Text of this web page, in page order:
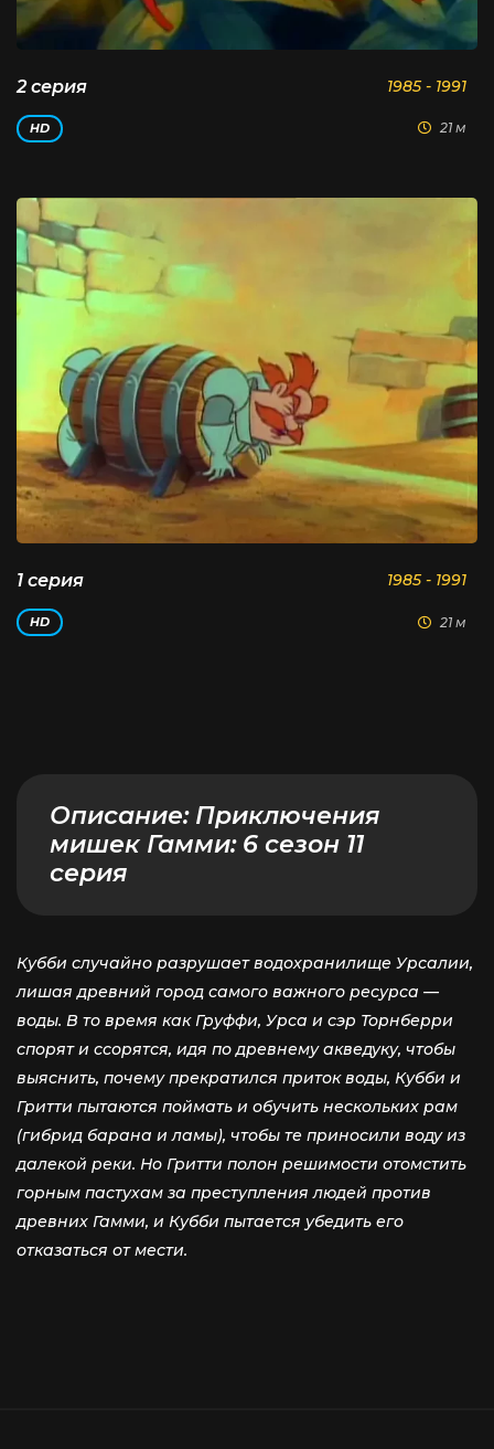
2 серия 1985 - 1991
HD 21 м
1 серия 1985 - 1991
HD 21 м
Описание: Приключения
мишек Гамми: 6 сезон 11
серия
Кубби случайно разрушает водохранилище Урсалии,
лишая древний город самого важного ресурса —
воды. В то время как Груффи, Урса и сэр Торнберри
спорят и ссорятся, идя по древнему акведуку, чтобы
выяснить, почему прекратился приток воды, Кубби и
Гритти пытаются поймать и обучить нескольких рам
(гибрид барана и ламы), чтобы те приносили воду из
далекой реки. Но Гритти полон решимости отомстить
горным пастухам за преступления людей против
древних Гамми, и Кубби пытается убедить его
отказаться от мести.